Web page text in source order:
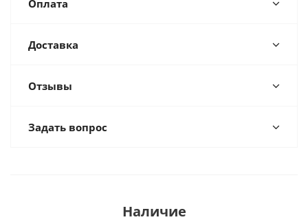
Оплата
Доставка
Отзывы
Задать вопрос
Наличие